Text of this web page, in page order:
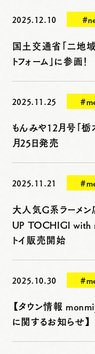
2025.12.10
国土交通省「二地
トフォーム」に参画！
2025.11.25
もんみや12月号「
月25日発売
2025.11.21
大人気G系ラーメン
UP TOCHIGI with
トイ販売開始
2025.10.30
【タウン情報
に関するお知らせ】